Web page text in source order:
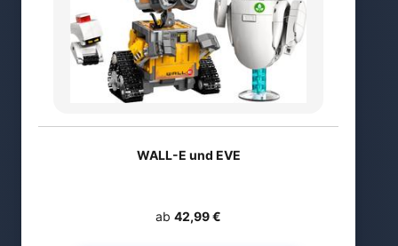
WALL-E und EVE
ab 42,99 €